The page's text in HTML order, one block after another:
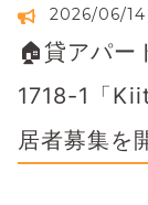
2026/06/
🏠貸アパー
1718-1「
居者募集を